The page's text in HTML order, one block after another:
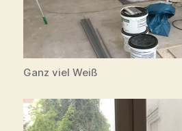
Ganz viel Weiß